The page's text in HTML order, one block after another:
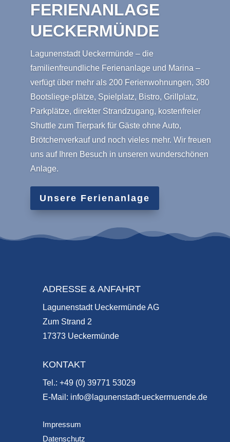
FERIENANLAGE
UECKERMÜNDE
Lagunenstadt Ueckermünde – die
familienfreundliche Ferienanlage und Marina –
verfügt über mehr als 200 Ferienwohnungen, 380
Bootsliege-plätze, Spielplatz, Bistro, Grillplatz,
Parkplätze, direkter Strandzugang, kostenfreier
Shuttle zum Tierpark für Gäste ohne Auto,
Brötchenverkauf und noch vieles mehr. Wir freuen
uns auf Ihren Besuch in unseren wunderschönen
Anlage.
Unsere Ferienanlage
ADRESSE & ANFAHRT
Lagunenstadt Ueckermünde AG
Zum Strand 2
17373 Ueckermünde
KONTAKT
Tel.: +49 (0) 39771 53029
E-Mail: info@lagunenstadt-ueckermuende.de
Impressum
Datenschutz